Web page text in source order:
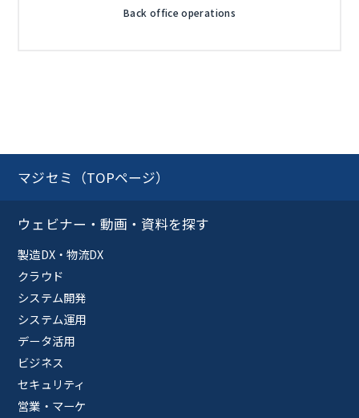
Back office operations
マジセミ（TOPページ）
ウェビナー・動画・資料を探す
製造DX・物流DX
クラウド
システム開発
システム運用
データ活用
ビジネス
セキュリティ
営業・マーケ